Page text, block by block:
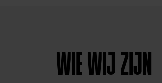
WIE WIJ ZIJN